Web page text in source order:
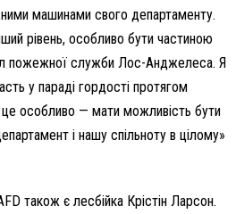
машинами свого департаменту.
рівень, особливо бути частиною
пожежної служби Лос-Анджелеса. Я
у параді гордості протягом
це особливо — мати можливість бути
і нашу спільноту в цілому»
також є лесбійка Крістін Ларсон.